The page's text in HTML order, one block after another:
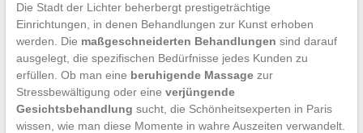
Die Stadt der Lichter beherbergt prestigeträchtige
Einrichtungen, in denen Behandlungen zur Kunst erhoben
werden. Die maßgeschneiderten Behandlungen sind darauf
ausgelegt, die spezifischen Bedürfnisse jedes Kunden zu
erfüllen. Ob man eine beruhigende Massagezur
Stressbewältigung oder eine verjüngende
Gesichtsbehandlung sucht, die Schönheitsexperten in Paris
wissen, wie man diese Momente in wahre Auszeiten verwandelt.